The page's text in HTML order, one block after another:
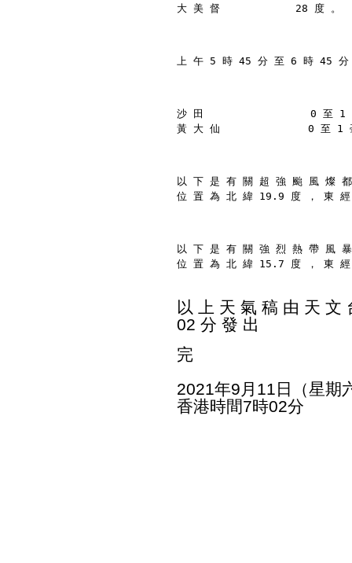
大 美 督            28 度 。
上 午 5 時 45 分 至 6 時 45
沙 田                 0 至 1
黃 大 仙              0 至 1
以 下 是 有 關 超 強 颱 風 燦
位 置 為 北 緯 19.9 度 ， 東
以 下 是 有 關 強 烈 熱 帶 風
位 置 為 北 緯 15.7 度 ， 東
以 上 天 氣 稿 由 天 文
02 分 發 出
完
2021年9月11日（星期
香港時間7時02分